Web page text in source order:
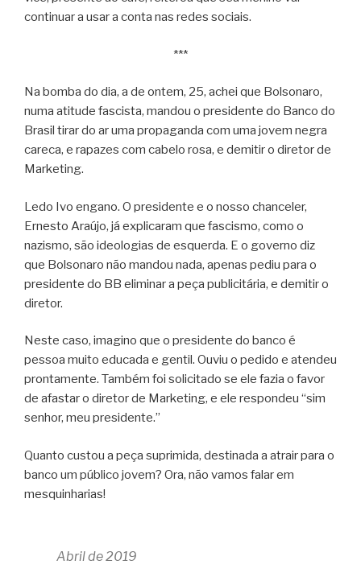
continuar a usar a conta nas redes sociais.
***
Na bomba do dia, a de ontem, 25, achei que Bolsonaro,
numa atitude fascista, mandou o presidente do Banco do
Brasil tirar do ar uma propaganda com uma jovem negra
careca, e rapazes com cabelo rosa, e demitir o diretor de
Marketing.
Ledo Ivo engano. O presidente e o nosso chanceler,
Ernesto Araújo, já explicaram que fascismo, como o
nazismo, são ideologias de esquerda. E o governo diz
que Bolsonaro não mandou nada, apenas pediu para o
presidente do BB eliminar a peça publicitária, e demitir o
diretor.
Neste caso, imagino que o presidente do banco é
pessoa muito educada e gentil. Ouviu o pedido e atendeu
prontamente. Também foi solicitado se ele fazia o favor
de afastar o diretor de Marketing, e ele respondeu “sim
senhor, meu presidente.”
Quanto custou a peça suprimida, destinada a atrair para o
banco um público jovem? Ora, não vamos falar em
mesquinharias!
Abril de 2019